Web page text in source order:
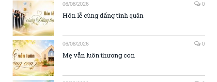
06/08/2026 0
Hôn lễ cùng đấng tình quân
06/08/2026 0
Mẹ vẫn luôn thương con